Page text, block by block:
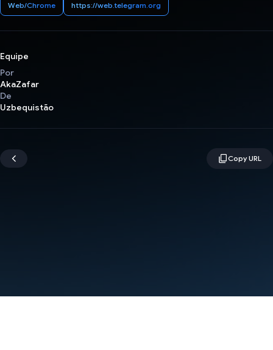
Web/Chrome https://web.telegram.org
Equipe
Por
AkaZafar
De
Uzbequistão